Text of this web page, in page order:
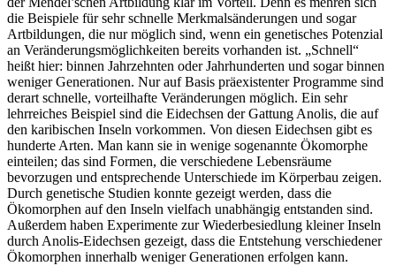
die Beispiele für sehr schnelle Merkmalsänderungen und sogar
Artbildungen, die nur möglich sind, wenn ein genetisches Potenzial
an Veränderungsmöglichkeiten bereits vorhanden ist. „Schnell“
heißt hier: binnen Jahrzehnten oder Jahrhunderten und sogar binnen
weniger Generationen. Nur auf Basis präexistenter Programme sind
derart schnelle, vorteilhafte Veränderungen möglich. Ein sehr
lehrreiches Beispiel sind die Eidechsen der Gattung Anolis, die auf
den karibischen Inseln vorkommen. Von diesen Eidechsen gibt es
hunderte Arten. Man kann sie in wenige sogenannte Ökomorphe
einteilen; das sind Formen, die verschiedene Lebensräume
bevorzugen und entsprechende Unterschiede im Körperbau zeigen.
Durch genetische Studien konnte gezeigt werden, dass die
Ökomorphen auf den Inseln vielfach unabhängig entstanden sind.
Außerdem haben Experimente zur Wiederbesiedlung kleiner Inseln
durch Anolis-Eidechsen gezeigt, dass die Entstehung verschiedener
Ökomorphen innerhalb weniger Generationen erfolgen kann.